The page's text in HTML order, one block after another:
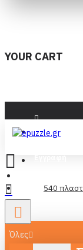
YOUR CART
Είσοδος
Όλες
540